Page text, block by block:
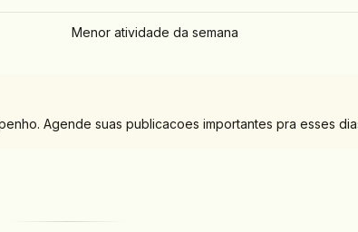
Menor atividade da semana
Agende suas publicacoes importantes pra esses